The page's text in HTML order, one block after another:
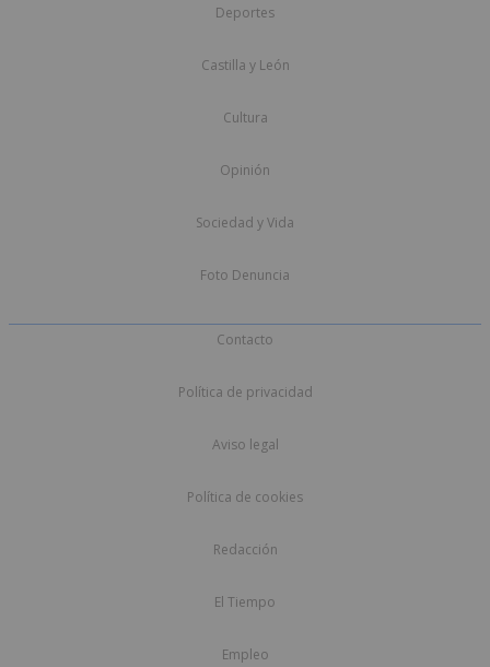
Deportes
Castilla y León
Cultura
Opinión
Sociedad y Vida
Foto Denuncia
Contacto
Política de privacidad
Aviso legal
Política de cookies
Redacción
El Tiempo
Empleo